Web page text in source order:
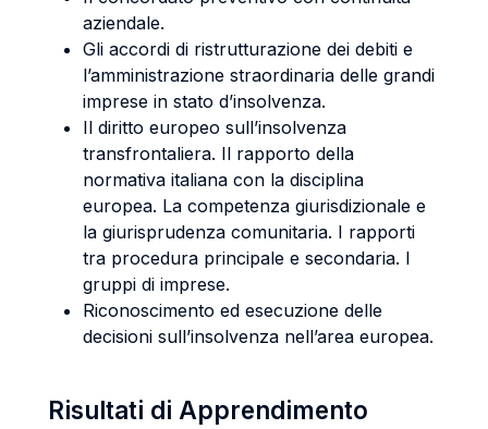
aziendale.
Gli accordi di ristrutturazione dei debiti e
l’amministrazione straordinaria delle grandi
imprese in stato d’insolvenza.
Il diritto europeo sull’insolvenza
transfrontaliera. Il rapporto della
normativa italiana con la disciplina
europea. La competenza giurisdizionale e
la giurisprudenza comunitaria. I rapporti
tra procedura principale e secondaria. I
gruppi di imprese.
Riconoscimento ed esecuzione delle
decisioni sull’insolvenza nell’area europea.
Risultati di Apprendimento